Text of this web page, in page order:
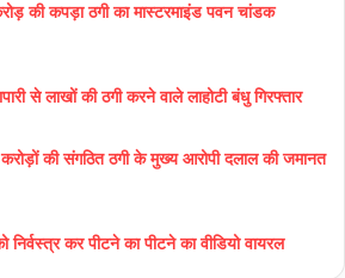
की कपड़ा ठगी का मास्टरमाइंड पवन चांडक
से लाखों की ठगी करने वाले लाहोटी बंधु गिरफ्तार
की संगठित ठगी के मुख्य आरोपी दलाल की जमानत
निर्वस्त्र कर पीटने का पीटने का वीडियो वायरल